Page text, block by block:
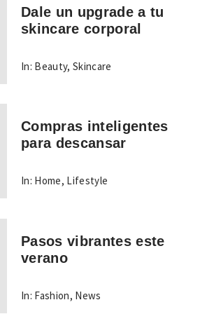
Dale un upgrade a tu
skincare corporal
In: Beauty,Skincare
Compras inteligentes
para descansar
In: Home, Lifestyle
Pasos vibrantes este
verano
In: Fashion, News